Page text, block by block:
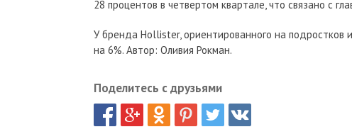
28 процентов в четвертом квартале, что связано с
У бренда Hollister, ориентированного на подростков
на 6%. Автор: Оливия Рокман.
Поделитесь с друзьями